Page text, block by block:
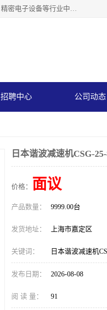
上海浜田实业有限公司专业致力于传动控制行业。面向工业机器人、半导体、机床、船舶、点胶、印刷、精密电子设备等行业中的运动控制技术。为日本哈默纳科（HarmonicDrive简称HD）中国地区定代理商，其生产的HarmonicDrive谐波减速机，具有轻量、小型、传动效率高、减速范围广、精度高等特点，被广泛应用于各种传动系统中。完善的技术，完善的售后，让您的选择无后顾之忧，欢迎您的来电洽谈！
招聘中心 公司动态
日本谐波减速机CSG-
价格： 面议
产品数量： 9999.00台
发货地址： 上海市嘉定区
关键词： 日本谐波减速机
发布日期： 2026-08-08
阅 读 量： 91